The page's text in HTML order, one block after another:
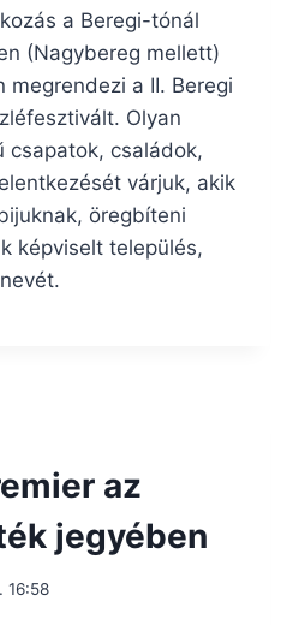
a Beregi-tónál
(Nagybereg mellett)
megrendezi a II. Beregi
Olyan
csapatok, családok,
várjuk, akik
öregbíteni
képviselt település,
az
jegyében
16:58